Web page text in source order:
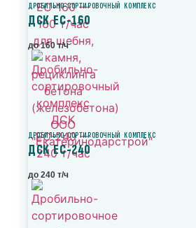
ДРОБИЛЬНО-СОРТИРОВОЧНЫЙ КОМПЛЕКС
ДСК ЕС-160
до 160 т/ч
ДРОБИЛЬНО-СОРТИРОВОЧНЫЙ КОМПЛЕКС
ДСК ЕС-240
до 240 т/ч